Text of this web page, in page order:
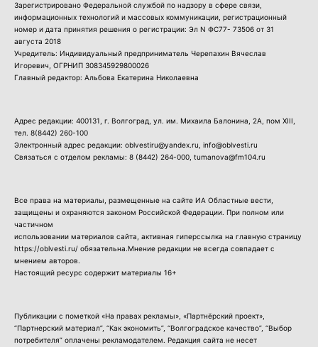
Зарегистрировано Федеральной службой по надзору в сфере связи,
информационных технологий и массовых коммуникации, регистрационный
номер и дата принятия решения о регистрации: Эл N ФС77- 73506 от 31
августа 2018
Учредитель: Индивидуальный предприниматель Черепахин Вячеслав
Игоревич, ОГРНИП 308345929800026
Главный редактор: Альбова Екатерина Николаевна
Адрес редакции: 400131, г. Волгоград, ул. им. Михаила Балонина, 2А, пом XIII,
тел. 8(8442) 260-100
Электронный адрес редакции: oblvestiru@yandex.ru, info@oblvesti.ru
Связаться с отделом рекламы: 8 (8442) 264-000 , tumanova@fm104.ru
Все права на материалы, размещенные на сайте ИА Областные вести,
защищены и охраняются законом Российской Федерации. При полном или
частичном
использовании материалов сайта, активная гиперссылка на главную страницу
https://oblvesti.ru/ обязательна.Мнение редакции не всегда совпадает с
мнением авторов.
Настоящий ресурс содержит материалы 16+
Публикации с пометкой «На правах рекламы», «Партнёрский проект»,
“Партнерский материал”, “Как экономить”, “Волгоградское качество”, “Выбор
потребителя” оплачены рекламодателем. Редакция сайта не несет